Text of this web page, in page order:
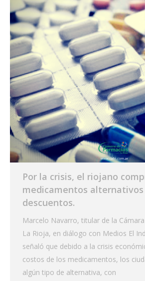
Por la crisis, el riojano
medicamentos alternativos
descuentos.
Marcelo Navarro, titular de la
La Rioja, en diálogo con Medios El
señaló que debido a la crisis
costos de los medicamentos, los
algún tipo de alternativa, con